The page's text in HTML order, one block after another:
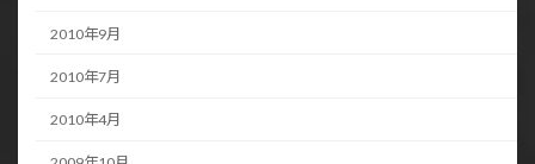
2010年9月
2010年7月
2010年4月